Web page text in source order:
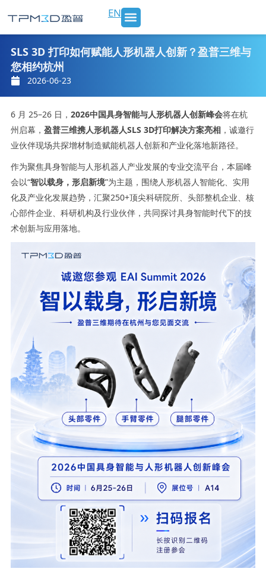
至
内
EN
SLS 3D 打印如何赋能人形机器人创新？盈普三维与
您相约杭州
2026-06-23
6 月 25–26 日， 2026中国具身智能与人形机器人创新峰会将在杭
州启幕， 盈普三维携人形机器人SLS 3D打印解决方案亮相，诚邀行
业伙伴现场共探增材制造赋能机器人创新和产业化落地新路径。
作为聚焦具身智能与人形机器人产业发展的专业交流平台，本届峰
会以“智以载身，形启新境”为主题，围绕人形机器人智能化、实用
化及产业化发展趋势，汇聚250+顶尖科研院所、头部整机企业、核
心部件企业、科研机构及行业伙伴，共同探讨具身智能时代下的技
术创新与应用落地。